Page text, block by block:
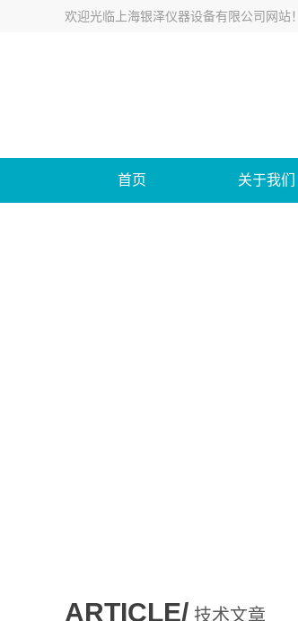
欢迎光临 上海银泽仪器设备有限公司网站！
首页 关于我们
ARTICLE/ 技术文章